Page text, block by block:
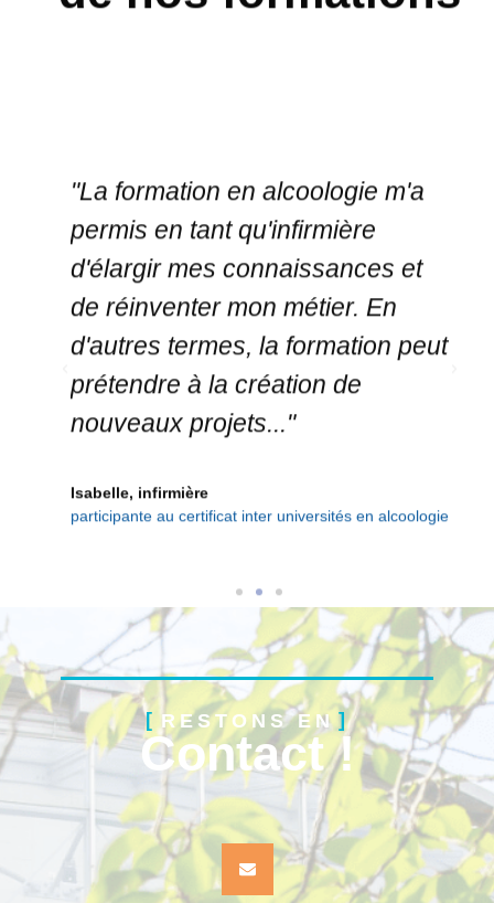
de réinventer mon métier. En
d'autres termes, la formation peut
prétendre à la création de
nouveaux projets..."
Isabelle, infirmière
participante au certificat inter universités en alcoologie
RESTONS EN
Contact !